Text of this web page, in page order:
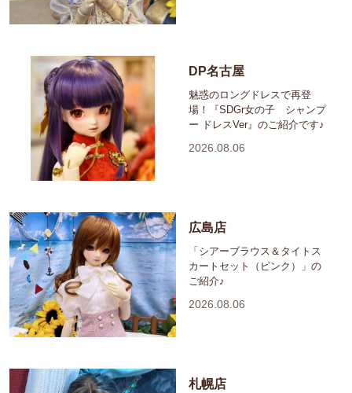
DP名古屋
魅惑のロングドレスで再登
場！『SDGr女の子 シャンプ
ー ドレスVer』のご紹介です♪
2026.08.06
広島店
「シアーブラウス＆タイトス
カートセット（ピンク）」の
ご紹介♪
2026.08.06
札幌店